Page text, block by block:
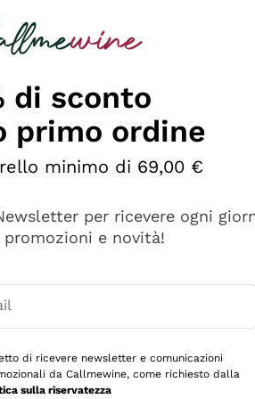
me ci sono alternative che
di sconto
primo ordine
minimo di 69,00 €
per ricevere ogni
e novità!
di ricevere newsletter e comunicazioni
da Callmewine, come richiesto dalla
sulla riservatezza